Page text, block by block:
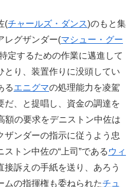
(チャールズ・ダンス)のもと集
レグザンダー(マシュー・グー
定するための作業に邁進して
とり、装置作りに没頭してい
るエニグマの処理能力を凌駕
だ、と提唱し、資金の調達を
額の要求をデニストン中佐は
ザンダーの指示に従うよう忠
ストン中佐の“上司”であるウィ
接訴えの手紙を送り、あろう
ムの指揮権も委ねられたチュ